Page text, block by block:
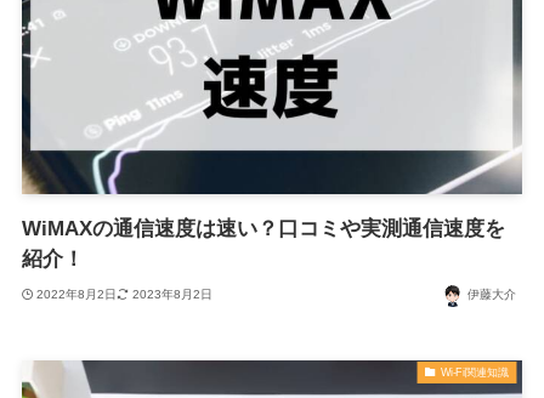
WiMAXの通信速度は速い？口コミや実測通信速度を
紹介！
2022年8月2日 2023年8月2日 伊藤大介
Wi-Fi関連知識